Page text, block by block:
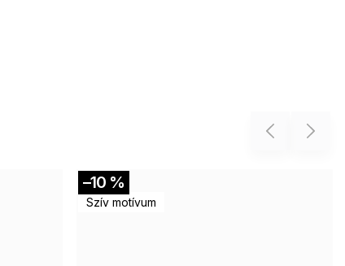
Previous
Akció
Szív motívum
–10 %
Next